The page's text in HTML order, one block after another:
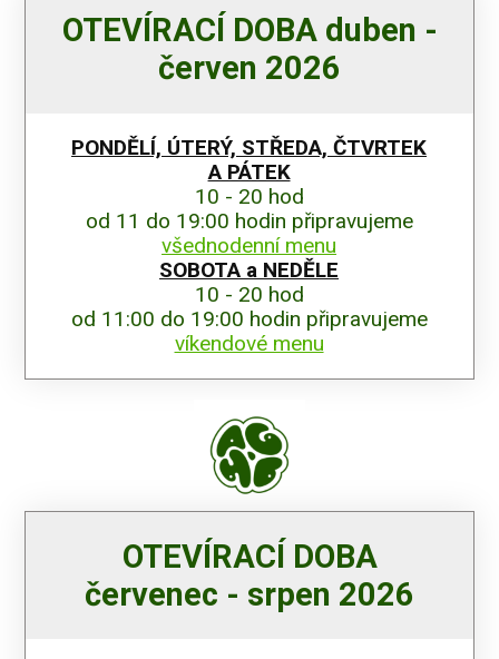
OTEVÍRACÍ DOBA duben -
červen 2026
PONDĚLÍ, ÚTERÝ, STŘEDA, ČTVRTEK
A PÁTEK
10 - 20 hod
od 11 do 19:00 hodin připravujeme
všednodenní menu
SOBOTA a NEDĚLE
10 - 20 hod
od 11:00 do 19:00 hodin připravujeme
víkendové menu
OTEVÍRACÍ DOBA
červenec - srpen 2026